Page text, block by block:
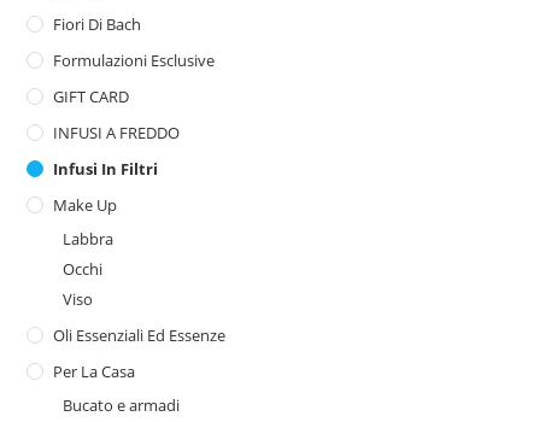
Fiori Di Bach
Formulazioni Esclusive
GIFT CARD
INFUSI A FREDDO
Infusi In Filtri
Make Up
Labbra
Occhi
Viso
Oli Essenziali Ed Essenze
Per La Casa
Bucato e armadi